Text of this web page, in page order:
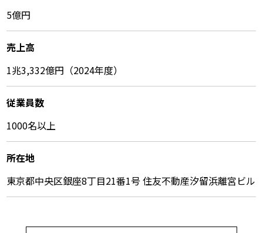
5億円
売上高
1兆3,332億円（2024年度）
従業員数
1000名以上
所在地
東京都中央区銀座8丁目21番1号 住友不動産汐留浜離宮ビル